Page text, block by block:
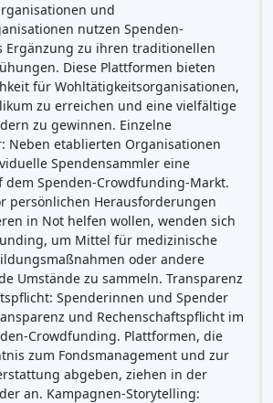
und
nutzen Spenden-
Ergänzung zu ihren traditionellen
Diese Plattformen bieten
für Wohltätigkeitsorganisationen,
zu erreichen und eine vielfältige
zu gewinnen. Einzelne
Neben etablierten Organisationen
Spendensammler eine
dem Spenden-Crowdfunding-Markt.
persönlichen Herausforderungen
in Not helfen wollen, wenden sich
um Mittel für medizinische
oder andere
Umstände zu sammeln. Transparenz
Spenderinnen und Spender
und Rechenschaftspflicht im
Crowdfunding. Plattformen, die
zum Fondsmanagement und zur
abgeben, ziehen in der
an. Kampagnen-Storytelling: